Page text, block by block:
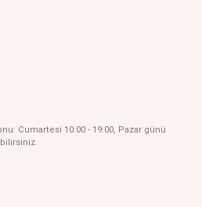
Cumartesi 10:00 - 19:00, Pazar günü